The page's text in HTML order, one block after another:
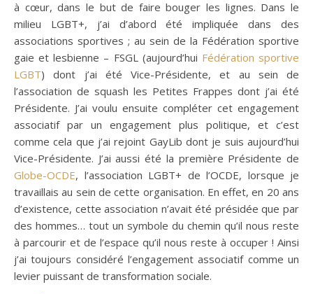
à cœur, dans le but de faire bouger les lignes. Dans le
milieu LGBT+, j’ai d’abord été impliquée dans des
associations sportives ; au sein de la Fédération sportive
gaie et lesbienne – FSGL (aujourd’hui Fédération sportive
LGBT) dont j’ai été Vice-Présidente, et au sein de
l’association de squash les Petites Frappes dont j’ai été
Présidente. J’ai voulu ensuite compléter cet engagement
associatif par un engagement plus politique, et c’est
comme cela que j’ai rejoint GayLib dont je suis aujourd’hui
Vice-Présidente. J’ai aussi été la première Présidente de
Globe-OCDE, l’association LGBT+ de l’OCDE, lorsque je
travaillais au sein de cette organisation. En effet, en 20 ans
d’existence, cette association n’avait été présidée que par
des hommes… tout un symbole du chemin qu’il nous reste
à parcourir et de l’espace qu’il nous reste à occuper ! Ainsi
j’ai toujours considéré l’engagement associatif comme un
levier puissant de transformation sociale.